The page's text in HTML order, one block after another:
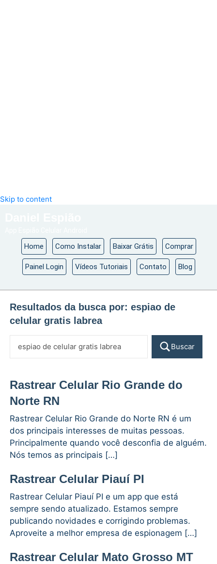
Skip to content
Home Como Instalar Baixar Grátis Comprar
Painel Login Vídeos Tutoriais Contato Blog
Resultados da busca por: espiao de
celular gratis labrea
Buscar
Rastrear Celular Rio Grande do
Norte RN
Rastrear Celular Rio Grande do Norte RN é um
dos principais interesses de muitas pessoas.
Principalmente quando você desconfia de alguém.
Nós temos as principais […]
Rastrear Celular Piauí PI
Rastrear Celular Piauí PI e um app que está
sempre sendo atualizado. Estamos sempre
publicando novidades e corrigindo problemas.
Aproveite a melhor empresa de espionagem […]
Rastrear Celular Mato Grosso MT